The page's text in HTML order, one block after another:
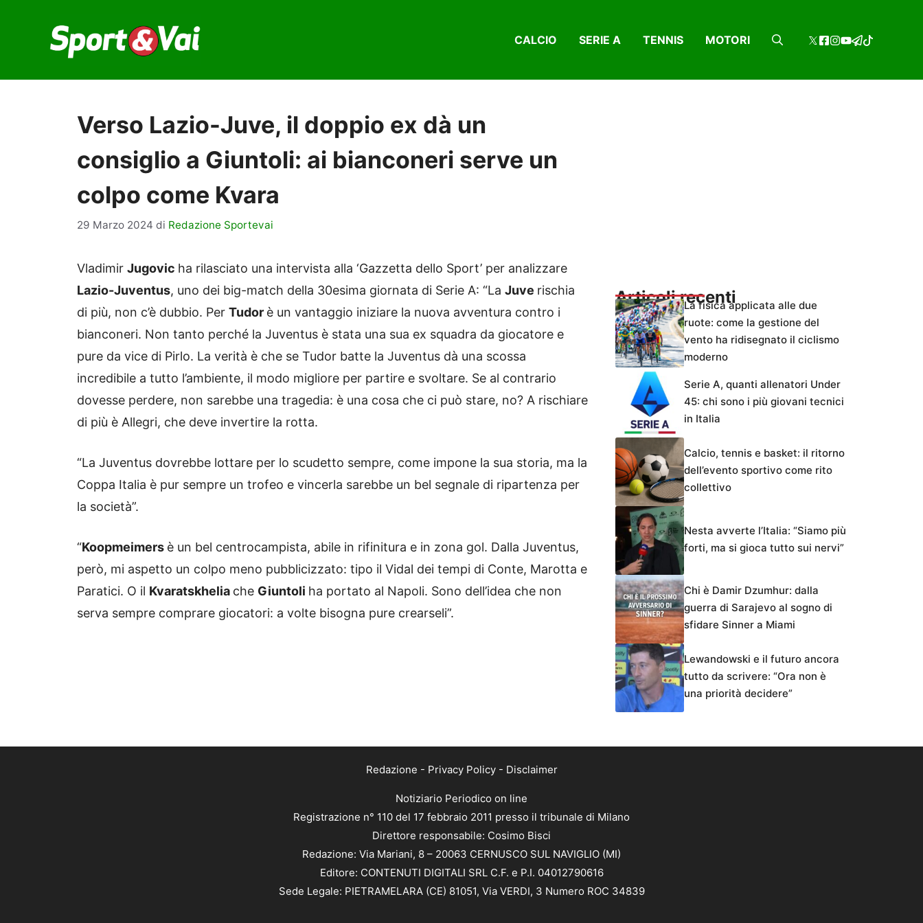
contenuto
CALCIO SERIE A TENNIS MOTORI
Verso Lazio-Juve, il doppio ex dà un
consiglio a Giuntoli: ai bianconeri serve un
colpo come Kvara
29 Marzo 2024 di Redazione Sportevai
Vladimir Jugovic ha rilasciato una intervista alla ‘Gazzetta dello Sport’ per analizzare
Lazio-Juventus, uno dei big-match della 30esima giornata di Serie A: “La Juve rischia
di più, non c’è dubbio. Per Tudor è un vantaggio iniziare la nuova avventura contro i
bianconeri. Non tanto perché la Juventus è stata una sua ex squadra da giocatore e
pure da vice di Pirlo. La verità è che se Tudor batte la Juventus dà una scossa
incredibile a tutto l’ambiente, il modo migliore per partire e svoltare. Se al contrario
dovesse perdere, non sarebbe una tragedia: è una cosa che ci può stare, no? A rischiare
di più è Allegri, che deve invertire la rotta.
“La Juventus dovrebbe lottare per lo scudetto sempre, come impone la sua storia, ma la
Coppa Italia è pur sempre un trofeo e vincerla sarebbe un bel segnale di ripartenza per
la società”.
“Koopmeimers è un bel centrocampista, abile in rifinitura e in zona gol. Dalla Juventus,
però, mi aspetto un colpo meno pubblicizzato: tipo il Vidal dei tempi di Conte, Marotta e
Paratici. O il Kvaratskhelia che Giuntoli ha portato al Napoli. Sono dell’idea che non
serva sempre comprare giocatori: a volte bisogna pure crearseli”.
Articoli recentiLa fisica applicata alle due
ruote: come la gestione del
vento ha ridisegnato il ciclismo
moderno
Serie A, quanti allenatori Under
45: chi sono i più giovani tecnici
in Italia
Calcio, tennis e basket: il ritorno
dell’evento sportivo come rito
collettivo
Nesta avverte l’Italia: “Siamo più
forti, ma si gioca tutto sui nervi”
Chi è Damir Dzumhur: dalla
guerra di Sarajevo al sogno di
sfidare Sinner a Miami
Lewandowski e il futuro ancora
tutto da scrivere: “Ora non è
una priorità decidere”
Redazione - Privacy Policy- Disclaimer
Notiziario Periodico on line
Registrazione n° 110 del 17 febbraio 2011 presso il tribunale di Milano
Direttore responsabile: Cosimo Bisci
Redazione: Via Mariani, 8 – 20063 CERNUSCO SUL NAVIGLIO (MI)
Editore: CONTENUTI DIGITALI SRL C.F. e P.I. 04012790616
Sede Legale: PIETRAMELARA (CE) 81051, Via VERDI, 3 Numero ROC 34839